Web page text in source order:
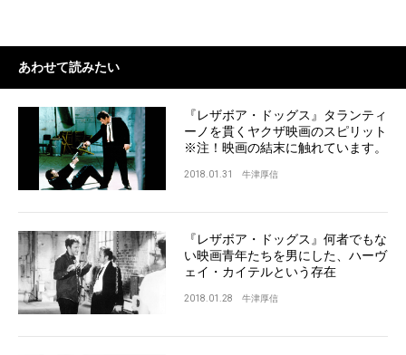
あわせて読みたい
『レザボア・ドッグス』タランティ
ーノを貫くヤクザ映画のスピリット
※注！映画の結末に触れています。
2018.01.31 牛津厚信
『レザボア・ドッグス』何者でもな
い映画青年たちを男にした、ハーヴ
ェイ・カイテルという存在
2018.01.28 牛津厚信